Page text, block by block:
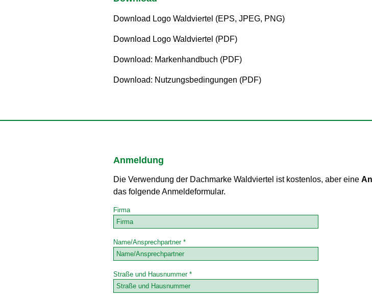
Download Logo Waldviertel (EPS, JPEG, PNG)
Download Logo Waldviertel (PDF)
Download: Markenhandbuch (PDF)
Download: Nutzungsbedingungen (PDF)
Anmeldung
Die Verwendung der Dachmarke Waldviertel ist kostenlos, aber eine
das folgende Anmeldeformular.
Firma
Name/Ansprechpartner *
Straße und Hausnummer *